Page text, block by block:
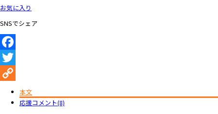
お気に入り
SNSでシェア
Facebook
Twitter
Copy
本文
応援コメント(8)